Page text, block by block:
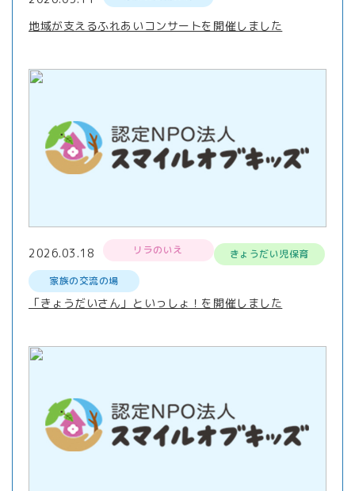
地域が支えるふれあいコンサートを開催しました
2026.03.18 リラのいえ
きょうだい児保育
家族の交流の場
「きょうだいさん」といっしょ！を開催しました